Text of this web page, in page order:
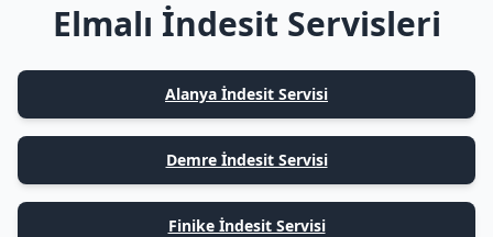
Elmalı İndesit Servisleri
Alanya İndesit Servisi
Demre İndesit Servisi
Finike İndesit Servisi